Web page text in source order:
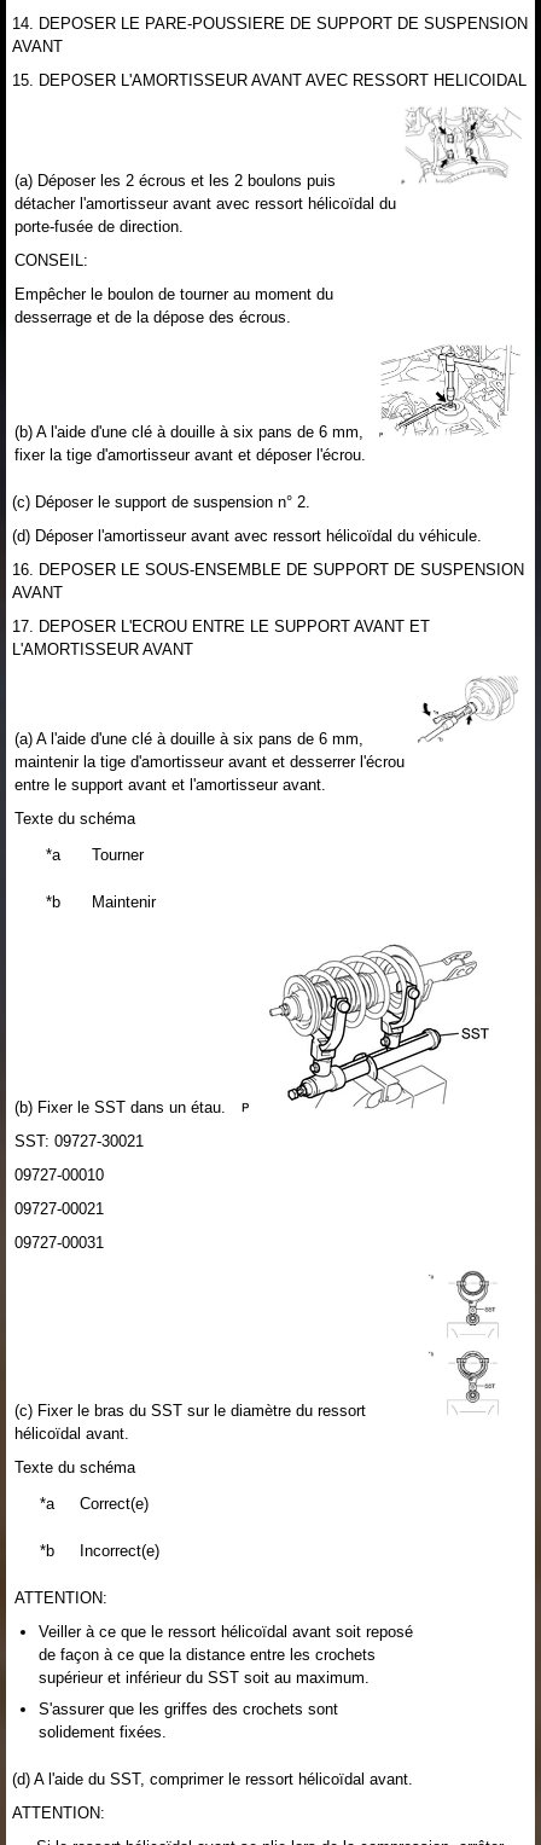
14. DEPOSER LE PARE-POUSSIERE DE SUPPORT DE SUSPENSION
AVANT
15. DEPOSER L'AMORTISSEUR AVANT AVEC RESSORT HELICOIDAL
(a) Déposer les 2 écrous et les 2 boulons puis
détacher l'amortisseur avant avec ressort hélicoïdal du
porte-fusée de direction.
CONSEIL:
Empêcher le boulon de tourner au moment du
desserrage et de la dépose des écrous.
(b) A l'aide d'une clé à douille à six pans de 6 mm,
fixer la tige d'amortisseur avant et déposer l'écrou.
(c) Déposer le support de suspension n° 2.
(d) Déposer l'amortisseur avant avec ressort hélicoïdal du véhicule.
16. DEPOSER LE SOUS-ENSEMBLE DE SUPPORT DE SUSPENSION
AVANT
17. DEPOSER L'ECROU ENTRE LE SUPPORT AVANT ET
L'AMORTISSEUR AVANT
(a) A l'aide d'une clé à douille à six pans de 6 mm,
maintenir la tige d'amortisseur avant et desserrer l'écrou
entre le support avant et l'amortisseur avant.
Texte du schéma
*a
Tourner
*b Maintenir
(b) Fixer le SST dans un étau.
SST: 09727-30021
09727-00010
09727-00021
09727-00031
(c) Fixer le bras du SST sur le diamètre du ressort
hélicoïdal avant.
Texte du schéma
*a
Correct(e)
*b Incorrect(e)
ATTENTION:
Veiller à ce que le ressort hélicoïdal avant soit reposé
de façon à ce que la distance entre les crochets
supérieur et inférieur du SST soit au maximum.
S'assurer que les griffes des crochets sont
solidement fixées.
(d) A l'aide du SST, comprimer le ressort hélicoïdal avant.
ATTENTION: